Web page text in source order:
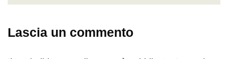
Lascia un commento